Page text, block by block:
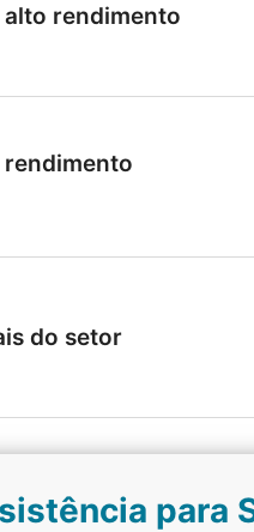
alto rendimento
do setor
para